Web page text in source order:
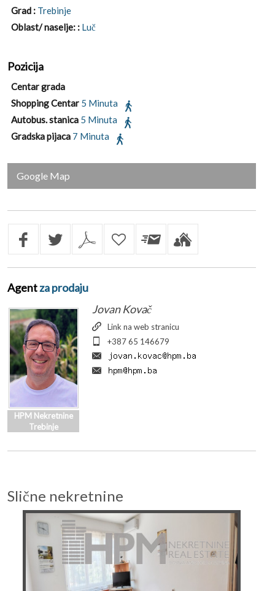
Grad : Trebinje
Oblast/ naselje: : Luč
Pozicija
Centar grada
Shopping Centar 5 Minuta
Autobus. stanica 5 Minuta
Gradska pijaca 7 Minuta
Google Map
Agentza prodaju
HPM Nekretnine
Trebinje
Jovan Kovač
Link na web stranicu
+387 65 146679
Slične nekretnine